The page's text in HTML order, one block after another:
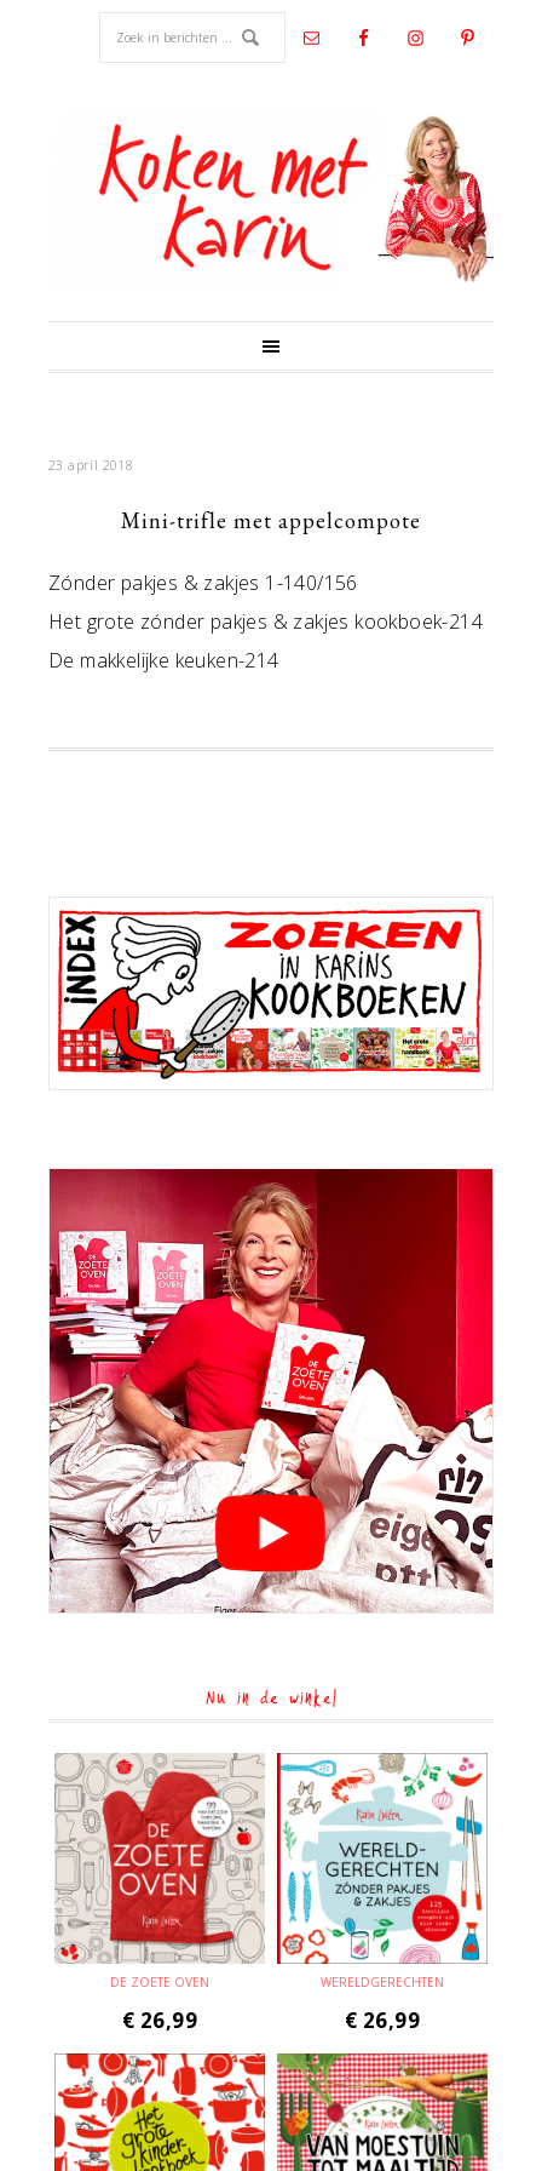
23 april 2018
Mini-trifle met appelcompote
Zónder pakjes & zakjes 1-140/156
Het grote zónder pakjes & zakjes kookboek-214
De makkelijke keuken-214
Primaire
Sidebar
Nu in de winkel
DE ZOETE OVEN
€ 26,99
WERELDGERECHTEN
€ 26,99